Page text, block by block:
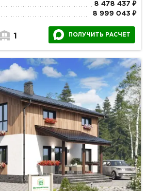
8 478 437 ₽
8 999 043 ₽
1 ПОЛУЧИТЬ РАСЧЕТ